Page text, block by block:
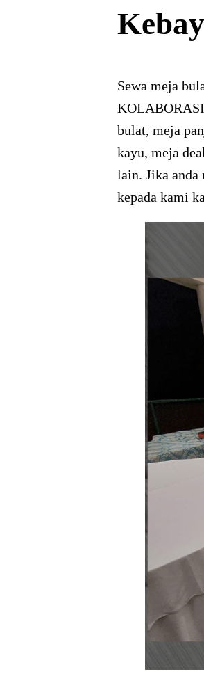
Sewa meja
bulat, meja
kayu, meja
lain. Jika anda
kepada kami